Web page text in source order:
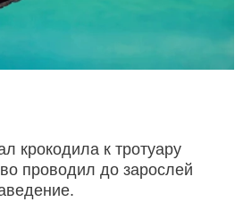
крокодила к тротуару
проводил до зарослей